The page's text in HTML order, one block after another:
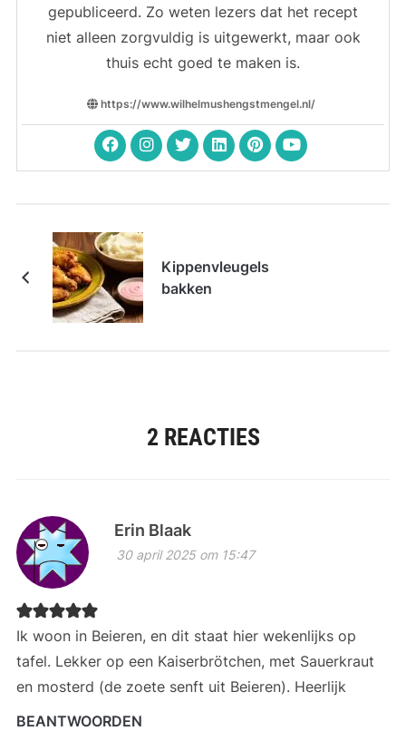
gepubliceerd. Zo weten lezers dat het recept
niet alleen zorgvuldig is uitgewerkt, maar ook
thuis echt goed te maken is.
https://www.wilhelmushengstmengel.nl/
Kippenvleugels
bakken
2 REACTIES
Erin Blaak
30 april 2025 om 15:47
Ik woon in Beieren, en dit staat hier wekenlijks op
tafel. Lekker op een Kaiserbrötchen, met Sauerkraut
en mosterd (de zoete senft uit Beieren). Heerlijk
BEANTWOORDEN